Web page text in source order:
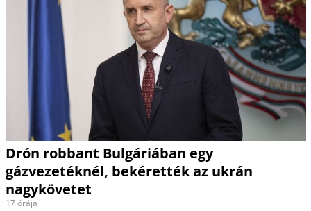
Drón robbant Bulgáriában egy
gázvezetéknél, bekérették az ukrán
nagykövetet
17 órája